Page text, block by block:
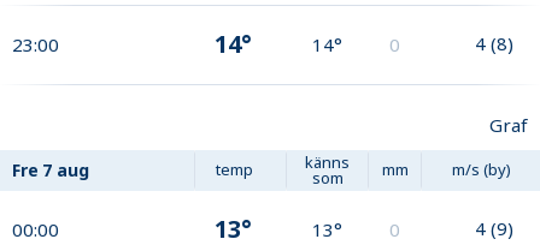
23:00 14° 14° 0 4 (8)
Graf
Fre 7 aug temp känns
som mm m/s (by)
00:00 13° 13° 0 4 (9)